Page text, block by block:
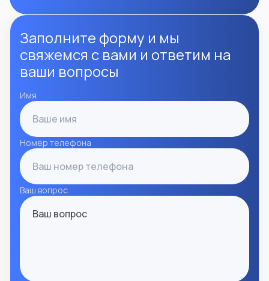
Заполните форму и мы
свяжемся с вами и ответим на
ваши вопросы
Имя
Номер телефона
Ваш вопрос